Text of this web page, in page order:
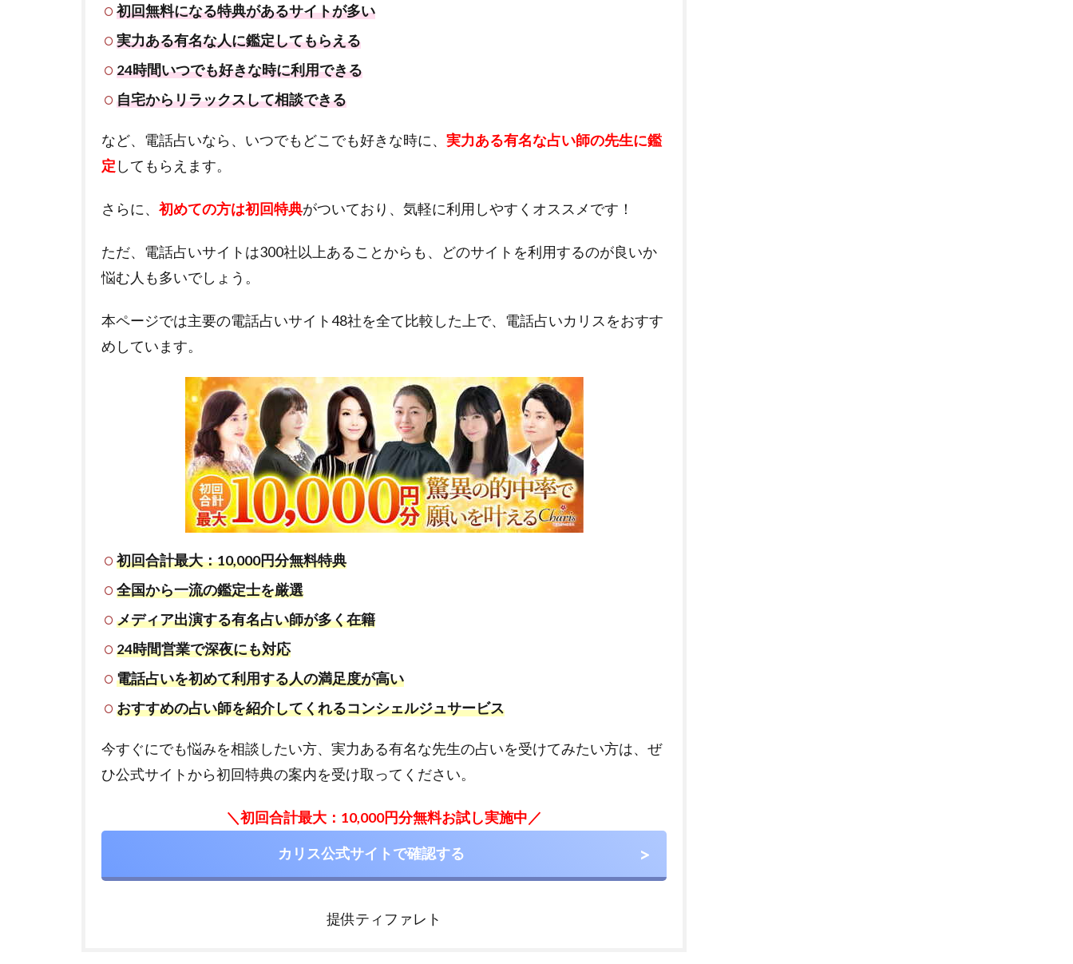
初回無料になる特典があるサイトが多い
実力ある有名な人に鑑定してもらえる
24時間いつでも好きな時に利用できる
自宅からリラックスして相談できる
など、電話占いなら、いつでもどこでも好きな時に、 実力ある有名な占い師の先生に鑑
定 してもらえます。
さらに、 初めての方は初回特典がついており、気軽に利用しやすくオススメです！
ただ、電話占いサイトは300社以上あることからも、どのサイトを利用するのが良いか
悩む人も多いでしょう。
本ページでは主要の電話占いサイト48社を全て比較した上で、電話占いカリスをおすす
めしています。
初回合計最大：10,000円分無料特典
全国から一流の鑑定士を厳選
メディア出演する有名占い師が多く在籍
24時間営業で深夜にも対応
電話占いを初めて利用する人の満足度が高い
おすすめの占い師を紹介してくれるコンシェルジュサービス
今すぐにでも悩みを相談したい方、実力ある有名な先生の占いを受けてみたい方は、ぜ
ひ公式サイトから初回特典の案内を受け取ってください。
＼初回合計最大：10,000円分無料お試し実施中／
カリス公式サイトで確認する
提供ティファレト